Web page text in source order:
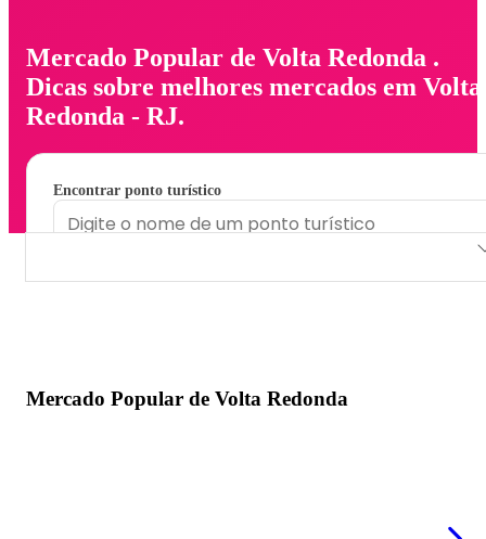
Mercado Popular de Volta Redonda .
Dicas sobre melhores mercados em Volta
Redonda - RJ.
Encontrar ponto turístico
Mercado Popular de Volta Redonda